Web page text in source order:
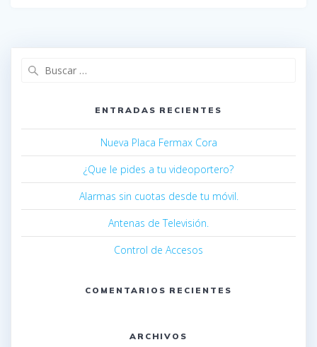
ENTRADAS RECIENTES
Nueva Placa Fermax Cora
¿Que le pides a tu videoportero?
Alarmas sin cuotas desde tu móvil.
Antenas de Televisión.
Control de Accesos
COMENTARIOS RECIENTES
ARCHIVOS